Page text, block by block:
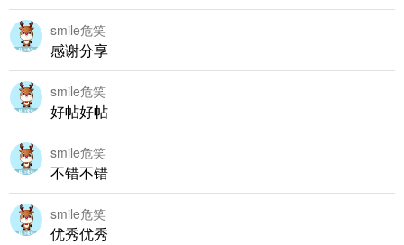
smile危笑
感谢分享
smile危笑
好帖好帖
smile危笑
不错不错
smile危笑
优秀优秀